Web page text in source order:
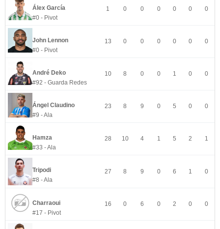
Álex García
#0 - Pivot
1 0 0 0 0 0 0
John Lennon
#0 - Pivot
13 0 0 0 0 0 0
André Deko
#92 - Guarda Redes
10 8 0 0 1 0 0
Ángel Claudino
#9 - Ala
23 8 9 0 5 0 0
Hamza
#33 - Ala
28 10 4 1 5 2 1
Tripodi
#8 - Ala
27 8 9 0 6 1 0
Charraoui
#17 - Pivot
16 0 6 0 2 0 0